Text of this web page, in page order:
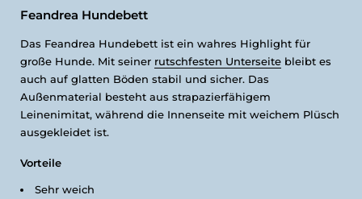
Feandrea Hundebett
Das Feandrea Hundebett ist ein wahres Highlight für
große Hunde. Mit seiner rutschfesten Unterseite bleibt es
auch auf glatten Böden stabil und sicher. Das
Außenmaterial besteht aus strapazierfähigem
Leinenimitat, während die Innenseite mit weichem Plüsch
ausgekleidet ist.
Vorteile
Sehr weich